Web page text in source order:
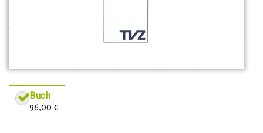
Buch
96,00 €